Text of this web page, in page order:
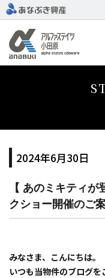
2024年6月30日
【 あのミキティ
クショー開催のご
みなさま、こんにちは。
いつも当物件のブログを